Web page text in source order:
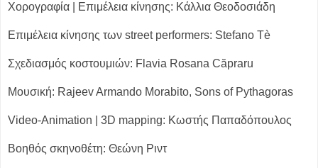
Χορογραφία | Επιμέλεια κίνησης: Κάλλια Θεοδοσιάδη
Επιμέλεια κίνησης των street performers: Stefano Tè
Σχεδιασμός κοστουμιών: Flavia Rosana Căpraru
Μουσική: Rajeev Armando Morabito, Sons of Pythagoras
Video-Animation | 3D mapping: Κωστής Παπαδόπουλος
Βοηθός σκηνοθέτη: Θεώνη Ριντ